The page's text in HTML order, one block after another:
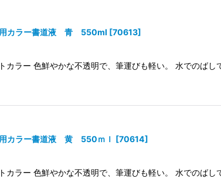
用カラー書道液 青 550ml [70613]
カラー 色鮮やかな不透明で、筆運びも軽い。 水でのばし
用カラー書道液 黄 550ｍｌ [70614]
カラー 色鮮やかな不透明で、筆運びも軽い。 水でのばし